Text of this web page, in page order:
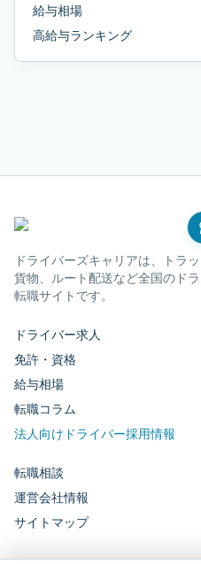
給与相場
高給与ランキング
ドライバーズキャリアは、トラ
貨物、ルート配送など全国のド
転職サイトです。
ドライバー求人
免許・資格
給与相場
転職コラム
法人向けドライバー採用情報
転職相談
運営会社情報
サイトマップ